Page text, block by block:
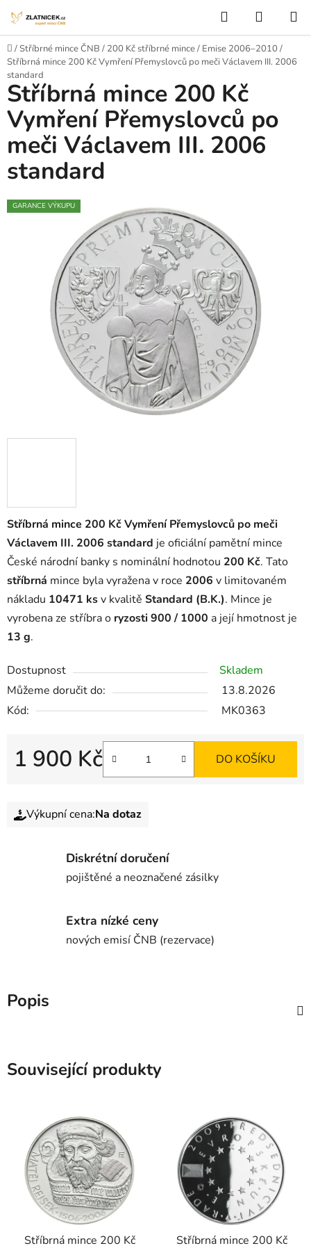
Hledat
Domů
/Stříbrné mince ČNB / 200 Kč stříbrné mince/ Emise 2006–2010 /
Stříbrná mince 200 Kč Vymření Přemyslovců po meči Václavem III. 2006
standard
Stříbrná mince 200 Kč Vymření Přemyslovců po meči
Václavem III. 2006 standard je oficiální pamětní mince
České národní banky s nominální hodnotou 200 Kč. Tato
stříbrná mince byla vyražena v roce 2006 v limitovaném
nákladu 10471 ksv kvalitě Standard (B.K.). Mince je
vyrobena ze stříbra o ryzosti 900 / 1000 a její hmotnost je
13 g.
Dostupnost
Skladem
Můžeme doručit do:
13.8.2026
Kód:
MK0363
1 900 Kč DO KOŠÍKU
Výkupní cena:Na dotaz
Stříbrná mince 200 Kč
Vymření Přemyslovců po
meči Václavem III. 2006
standard
GARANCE VÝKUPU
Diskrétní doručení
pojištěné a neoznačené zásilky
Extra nízké ceny
nových emisí ČNB (rezervace)
Popis
Související produkty
Stříbrná mince 200 Kč Stříbrná mince 200 Kč